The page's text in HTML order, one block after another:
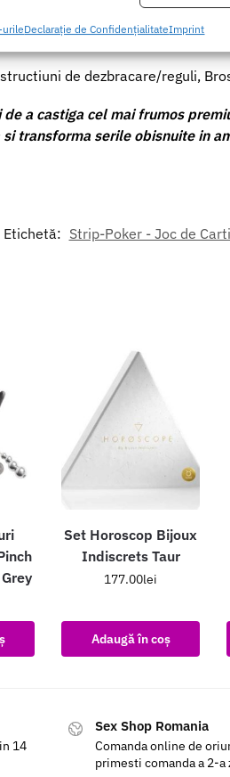
activ.
și detectarea fraudei și corectarea
publicității și a conținutului,
confidențialitate.
urileDeclarație de ConfidențialitateImprint
cu mize de imbracaminte.
de dezbracare/reguli,
a castiga cel mai frumos
transforma serile obisnuite in
Etichetă: Strip-Poker - Joc de
Set Horoscop Bijoux
Indiscrets Taur
177.00lei
Adaugă în coș
14
Sex Shop Romania
Comanda online de
primesti comanda a 2-a